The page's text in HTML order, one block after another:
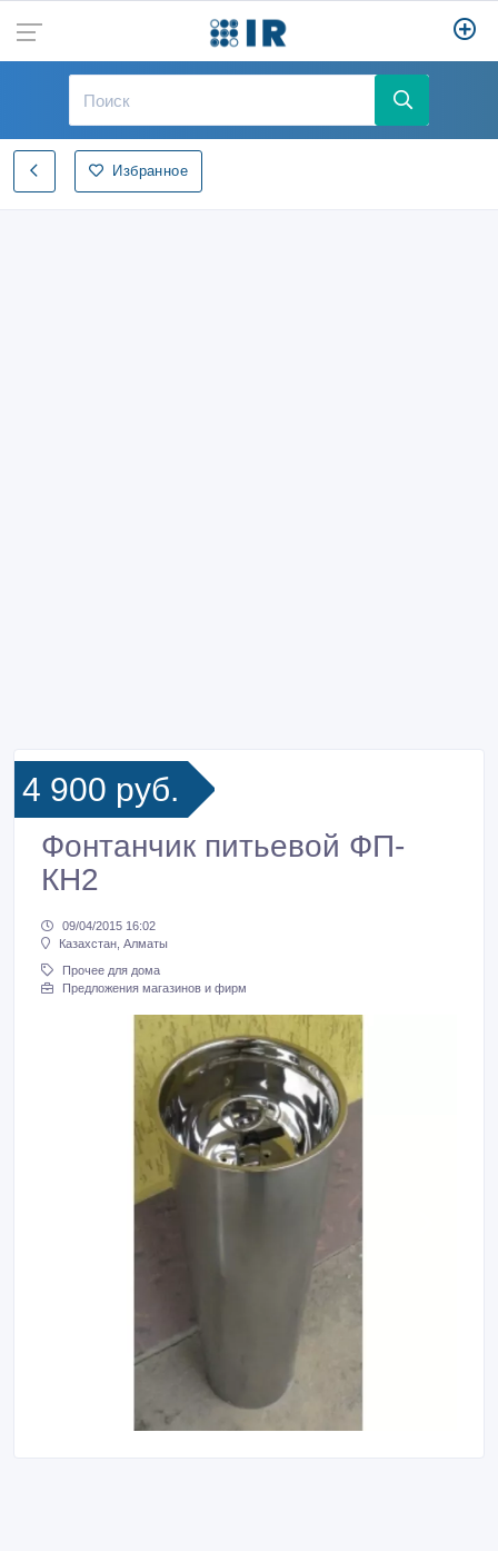
Избранное
4 900 руб.
Фонтанчик питьевой ФП-
КН2
09/04/2015 16:02
Казахстан, Алматы
Прочее для дома
Предложения магазинов и фирм